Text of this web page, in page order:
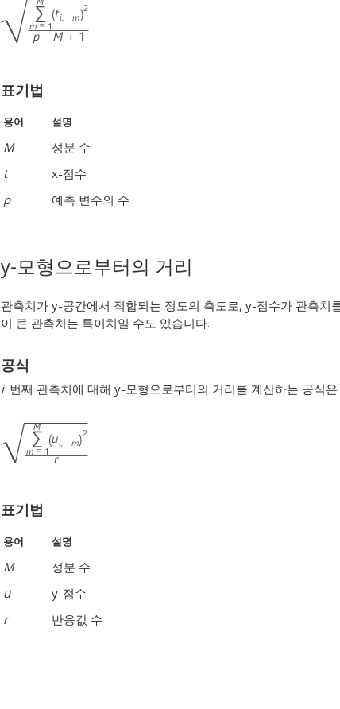
표기법
용어 설명
M
성분 수
t
x-점수
p
예측 변수의 수
y-모형으로부터의 거리
관측치가 y-공간에서 적합되는 정도의 측도로, y-점수가 관측치
이 큰 관측치는 특이치일 수도 있습니다.
공식
i 번째 관측치에 대해 y-모형으로부터의 거리를 계산하는 공식
표기법
용어 설명
M
성분 수
u
y-점수
r
반응값 수